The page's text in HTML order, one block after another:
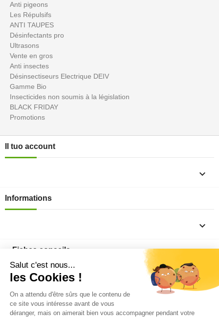
Anti pigeons
Les Répulsifs
ANTI TAUPES
Désinfectants pro
Ultrasons
Vente en gros
Anti insectes
Désinsectiseurs Electrique DEIV
Gamme Bio
Insecticides non soumis à la législation
BLACK FRIDAY
Promotions
Il tuo account

Informations

Fiches conseils

Insecte